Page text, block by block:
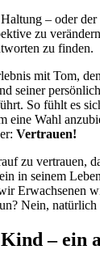
– oder
zu
zu finden.
mit Tom,
seiner
So fühlt es
eine Wahl
Vertrauen!
zu vertrauen,
in seinem
Erwachsenen
Nein, natürlich
– ein